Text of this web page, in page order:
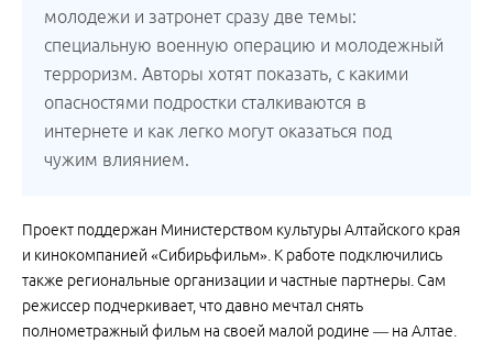
молодежи и затронет сразу две темы:
специальную военную операцию и молодежный
терроризм. Авторы хотят показать, с какими
опасностями подростки сталкиваются в
интернете и как легко могут оказаться под
чужим влиянием.
Проект поддержан Министерством культуры Алтайского края
и кинокомпанией «Сибирьфильм». К работе подключились
также региональные организации и частные партнеры. Сам
режиссер подчеркивает, что давно мечтал снять
полнометражный фильм на своей малой родине — на Алтае.